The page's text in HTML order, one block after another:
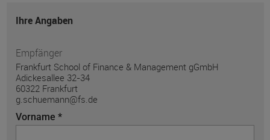
Ihre Angaben
Empfänger
Frankfurt School of Finance & Management gGmbH
Adickesallee 32-34
60322 Frankfurt
g.schuemann@fs.de
Vorname *